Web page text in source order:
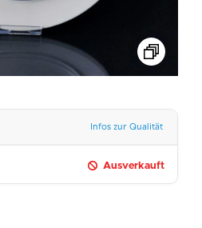
Infos zur Qualität
Ausverkauft